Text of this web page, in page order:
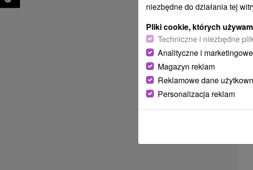
niezbędne do działania tej
Pliki cookie, których
Techniczne i niezbędne
Analityczne i
Magazyn reklam
Reklamowe dane
Personalizacja reklam